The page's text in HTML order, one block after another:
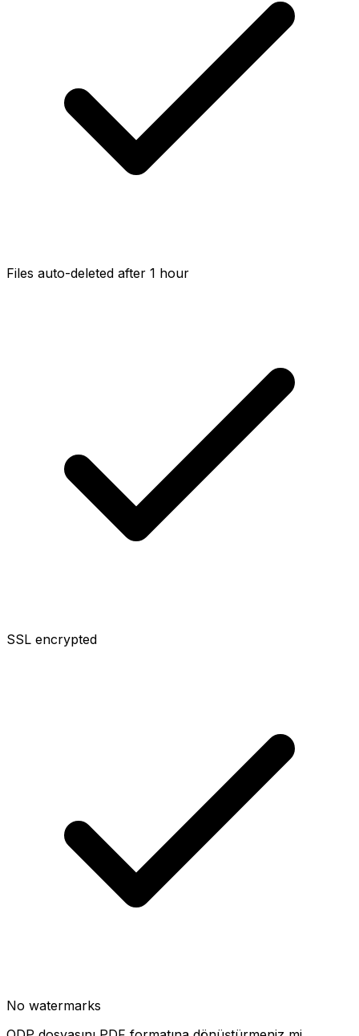
Files auto-deleted after 1 hour
SSL encrypted
No watermarks